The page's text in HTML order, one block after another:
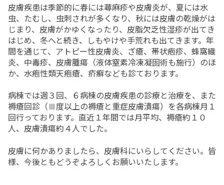
概要・沿革
フロア案内
交通アクセス
ご意見箱
よくあるご質問(FAQ)
お問い合わせ
一般事業主行動計画
外来top
内科
外科
整形外科
脳神経外科
皮膚科
当院で行っている検査
入院
入院top
医療療養病棟
回復期リハビリテーション病棟
地域包括ケア病棟
地域連携室
在宅事業部
在宅事業部top
訪問看護ステーション
訪問介護事業所
通所リハビリテーション
居宅介護支援事業所
看護部
皮膚疾患は季節的に春には蕁麻疹や皮膚炎が、夏には水
虫、たむし、虫刺されが多くなり、秋には皮膚の乾燥がは
じまり、皮膚がかゆくなったり、皮脂欠乏性湿疹が出てき
はじめ、冬へと続き、しもやけや手荒れも出てきます。年
間を通じて、アトピー性皮膚炎、ざ瘡、帯状疱疹、蜂窩織
炎、中毒疹、皮膚腫瘍（液体窒素冷凍凝固術も施行）のほ
か、水疱性類天疱瘡、疥癬なども診ております。
病棟では週３回、６病棟の皮膚疾患の診療と治療を、また
褥瘡回診（Ⅲ度以上の褥瘡と重症皮膚潰瘍）を各病棟月１
回行っております。直近１年間では月平均、褥瘡約１０
人、皮膚潰瘍約４人でした。
皮膚に何かありましたら、皮膚科にいらしてください。皆
様、今後ともどうぞよろしくお願いいたします。